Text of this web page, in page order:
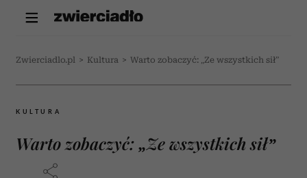
Zwierciadlo.pl > Kultura > Warto zobaczyć: „Ze wszystkich sił”
KULTURA
Warto zobaczyć: „Ze wszystkich sił”